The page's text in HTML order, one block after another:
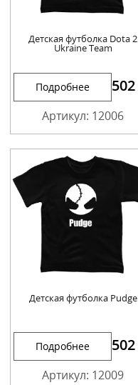
Детская футболка Dota 2
Ukraine Team
Подробнее 502
Артикул: 12006
Детская футболка Pudge
Подробнее 502
Артикул: 12009